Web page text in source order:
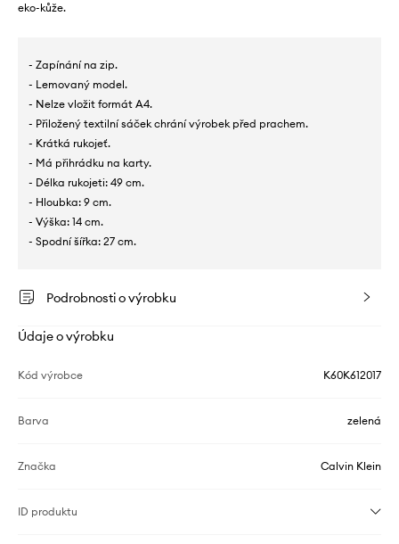
eko-kůže.
- Zapínání na zip.
- Lemovaný model.
- Nelze vložit formát A4.
- Přiložený textilní sáček chrání výrobek před prachem.
- Krátká rukojeť.
- Má přihrádku na karty.
- Délka rukojeti: 49 cm.
- Hloubka: 9 cm.
- Výška: 14 cm.
- Spodní šířka: 27 cm.
Podrobnosti o výrobku
Údaje o výrobku
Kód výrobce K60K612017
Barva zelená
Značka Calvin Klein
ID produktu